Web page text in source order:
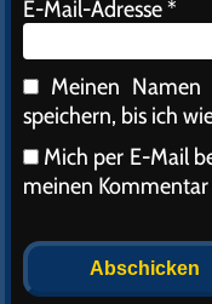
E-Mail-Adresse*
Meinen
speichern, bis ich
Mich per E-Mail
meinen